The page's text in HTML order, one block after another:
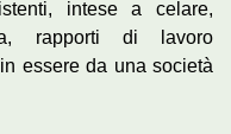
intese a celare,
rapporti di lavoro
essere da una società